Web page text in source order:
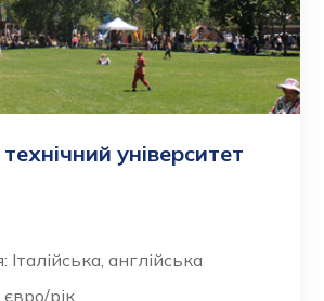
університет
англійська
рік